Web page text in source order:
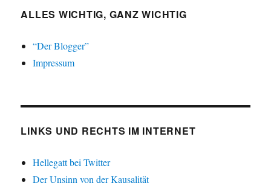
ALLES WICHTIG, GANZ WICHTIG
“Der Blogger”
Impressum
LINKS UND RECHTS IM INTERNET
Hellegatt bei Twitter
Der Unsinn von der Kausalität